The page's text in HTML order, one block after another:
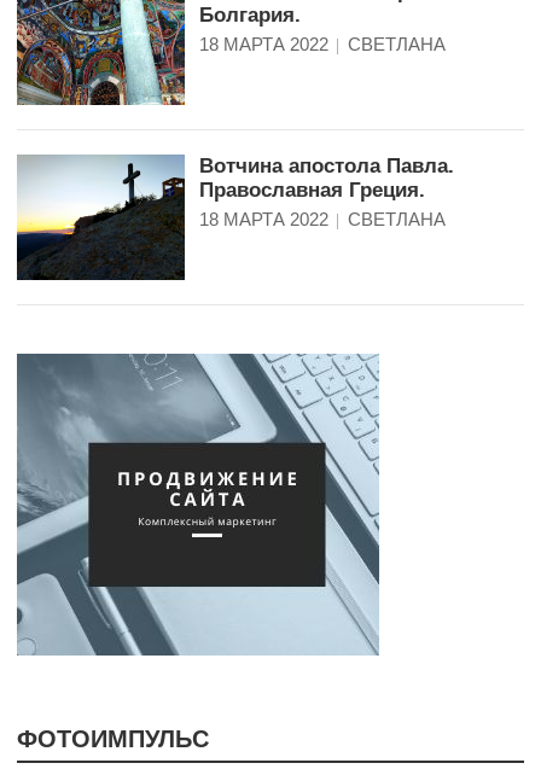
Болгария.
18 МАРТА 2022 СВЕТЛАНА
Вотчина апостола Павла.
Православная Греция.
18 МАРТА 2022 СВЕТЛАНА
ФОТОИМПУЛЬС